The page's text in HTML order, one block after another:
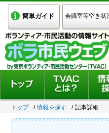
簡単ガイド 会議室等空き状
トップ 情報を探す 記事詳細